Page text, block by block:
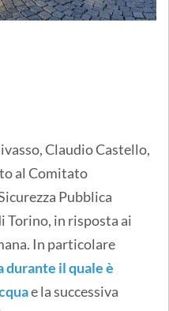
Claudio Castello,
al Comitato
Pubblica
Torino, in risposta ai
In particolare
durante il quale è
e la successiva